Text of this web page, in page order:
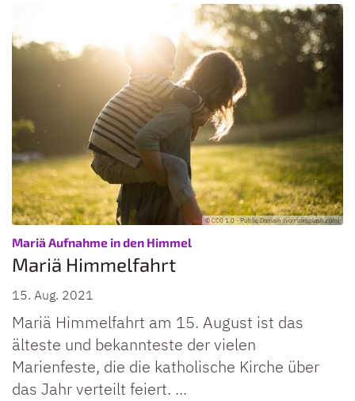
© CC0 1.0 - Public Domain (von unsplash.com)
Mariä Aufnahme in den Himmel
Mariä Himmelfahrt
15. Aug. 2021
Mariä Himmelfahrt am 15. August ist das
älteste und bekannteste der vielen
Marienfeste, die die katholische Kirche über
das Jahr verteilt feiert. ...